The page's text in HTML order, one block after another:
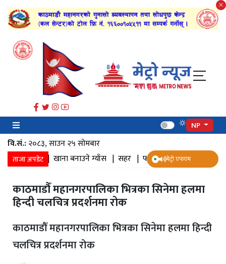
NP
वि.सं.:२०८३, साउन २५ सोमबार
ताजा अपडेट
डुबान |खाना बनाउने ग्याँस |सहर |फोटोग्राफी |फोटो भिडियो
मेट्रो एफएम
काठमाडौँ महानगरपालिका भित्रका सिनेमा हलमा
हिन्दी चलचित्र प्रदर्शनमा रोक
काठमाडौँ महानगरपालिका भित्रका सिनेमा हलमा हिन्दी
चलचित्र प्रदर्शनमा रोक